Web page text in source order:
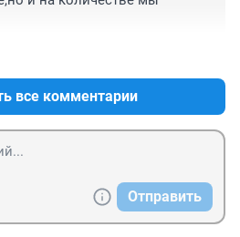
все комментарии
Отправить